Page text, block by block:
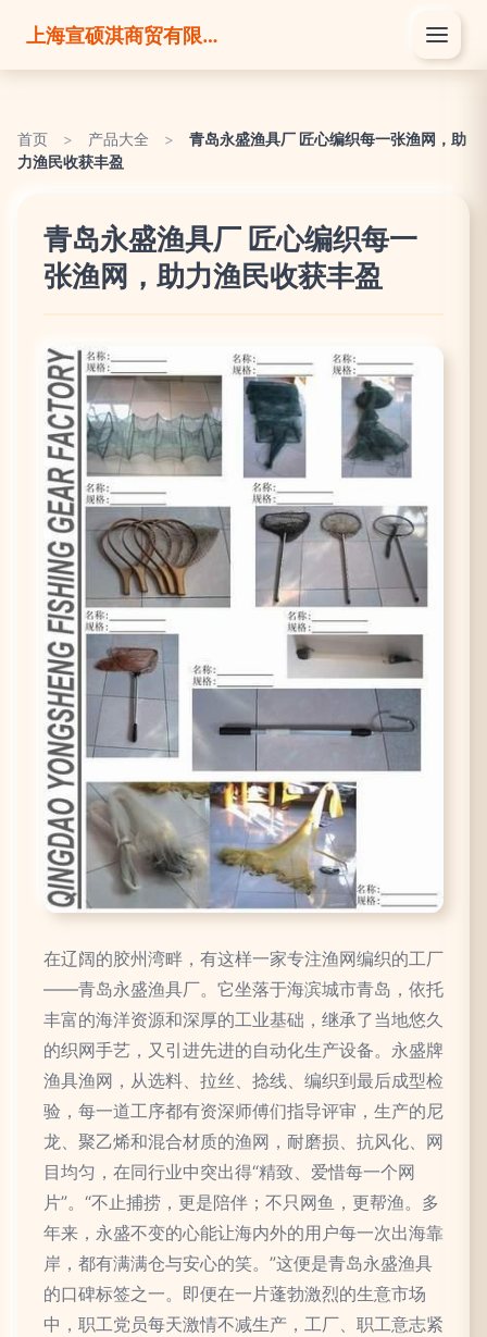
上海宣硕淇商贸有限公司
首页 > 产品大全 >
青岛永盛渔具厂 匠心编织每一张渔网，助
力渔民收获丰盈
青岛永盛渔具厂 匠心编织每一
张渔网，助力渔民收获丰盈
在辽阔的胶州湾畔，有这样一家专注渔网编织的工厂
——青岛永盛渔具厂。它坐落于海滨城市青岛，依托
丰富的海洋资源和深厚的工业基础，继承了当地悠久
的织网手艺，又引进先进的自动化生产设备。永盛牌
渔具渔网，从选料、拉丝、捻线、编织到最后成型检
验，每一道工序都有资深师傅们指导评审，生产的尼
龙、聚乙烯和混合材质的渔网，耐磨损、抗风化、网
目均匀，在同行业中突出得“精致、爱惜每一个网
片”。“不止捕捞，更是陪伴；不只网鱼，更帮渔。多
年来，永盛不变的心能让海内外的用户每一次出海靠
岸，都有满满仓与安心的笑。”这便是青岛永盛渔具
的口碑标签之一。即便在一片蓬勃激烈的生意市场
中，职工党员每天激情不减生产，工厂、职工意志紧